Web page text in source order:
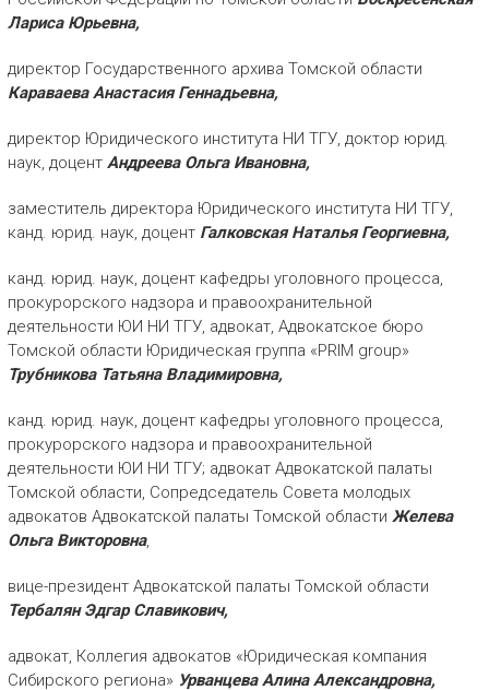
Лариса Юрьевна,
директор Государственного архива Томской области
Караваева Анастасия Геннадьевна,
директор Юридического института НИ ТГУ, доктор юрид.
наук, доцент Андреева Ольга Ивановна,
заместитель директора Юридического института НИ ТГУ,
канд. юрид. наук, доцент Галковская Наталья Георгиевна,
канд. юрид. наук, доцент кафедры уголовного процесса,
прокурорского надзора и правоохранительной
деятельности ЮИ НИ ТГУ, адвокат, Адвокатское бюро
Томской области Юридическая группа «PRIM group»
Трубникова Татьяна Владимировна,
канд. юрид. наук, доцент кафедры уголовного процесса,
прокурорского надзора и правоохранительной
деятельности ЮИ НИ ТГУ; адвокат Адвокатской палаты
Томской области, Сопредседатель Совета молодых
адвокатов Адвокатской палаты Томской области Желева
Ольга Викторовна,
вице-президент Адвокатской палаты Томской области
Тербалян Эдгар Славикович,
адвокат, Коллегия адвокатов «Юридическая компания
Сибирского региона» Урванцева Алина Александровна,